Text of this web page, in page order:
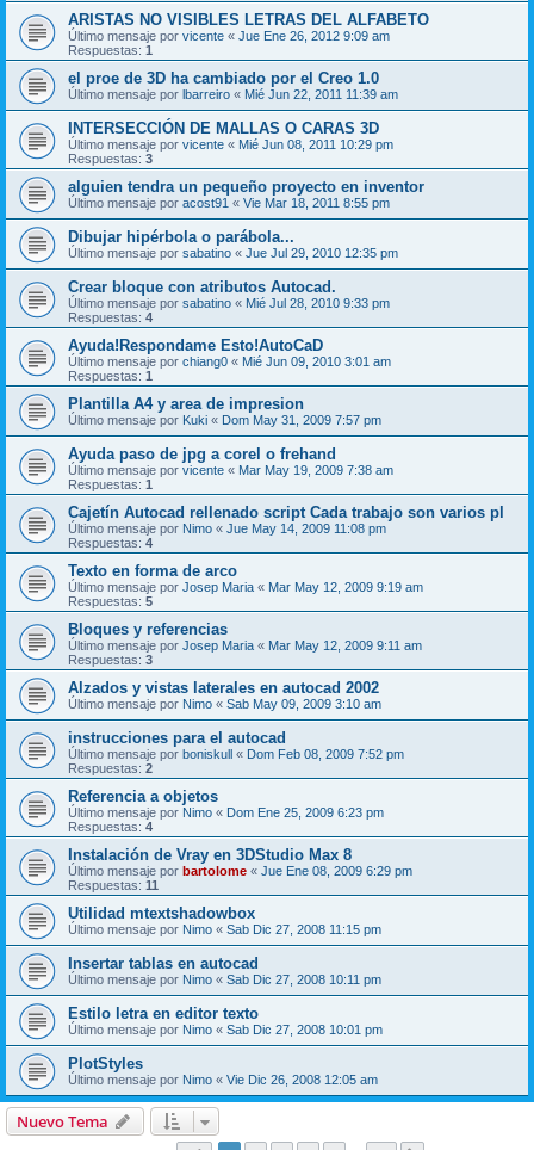
ARISTAS NO VISIBLES LETRAS DEL ALFABETO
Último mensaje por vicente « Jue Ene 26, 2012 9:09 am
Respuestas: 1
el proe de 3D ha cambiado por el Creo 1.0
Último mensaje por lbarreiro « Mié Jun 22, 2011 11:39 am
INTERSECCIÓN DE MALLAS O CARAS 3D
Último mensaje por vicente « Mié Jun 08, 2011 10:29 pm
Respuestas: 3
alguien tendra un pequeño proyecto en inventor
Último mensaje por acost91 « Vie Mar 18, 2011 8:55 pm
Dibujar hipérbola o parábola...
Último mensaje por sabatino « Jue Jul 29, 2010 12:35 pm
Crear bloque con atributos Autocad.
Último mensaje por sabatino « Mié Jul 28, 2010 9:33 pm
Respuestas: 4
Ayuda!Respondame Esto!AutoCaD
Último mensaje por chiang0 « Mié Jun 09, 2010 3:01 am
Respuestas: 1
Plantilla A4 y area de impresion
Último mensaje por Kuki « Dom May 31, 2009 7:57 pm
Ayuda paso de jpg a corel o frehand
Último mensaje por vicente « Mar May 19, 2009 7:38 am
Respuestas: 1
Cajetín Autocad rellenado script Cada trabajo son varios pl
Último mensaje por Nimo « Jue May 14, 2009 11:08 pm
Respuestas: 4
Texto en forma de arco
Último mensaje por Josep Maria « Mar May 12, 2009 9:19 am
Respuestas: 5
Bloques y referencias
Último mensaje por Josep Maria « Mar May 12, 2009 9:11 am
Respuestas: 3
Alzados y vistas laterales en autocad 2002
Último mensaje por Nimo « Sab May 09, 2009 3:10 am
instrucciones para el autocad
Último mensaje por boniskull « Dom Feb 08, 2009 7:52 pm
Respuestas: 2
Referencia a objetos
Último mensaje por Nimo « Dom Ene 25, 2009 6:23 pm
Respuestas: 4
Instalación de Vray en 3DStudio Max 8
Último mensaje por bartolome « Jue Ene 08, 2009 6:29 pm
Respuestas: 11
Utilidad mtextshadowbox
Último mensaje por Nimo « Sab Dic 27, 2008 11:15 pm
Insertar tablas en autocad
Último mensaje por Nimo « Sab Dic 27, 2008 10:11 pm
Estilo letra en editor texto
Último mensaje por Nimo « Sab Dic 27, 2008 10:01 pm
PlotStyles
Último mensaje por Nimo « Vie Dic 26, 2008 12:05 am
Nuevo Tema